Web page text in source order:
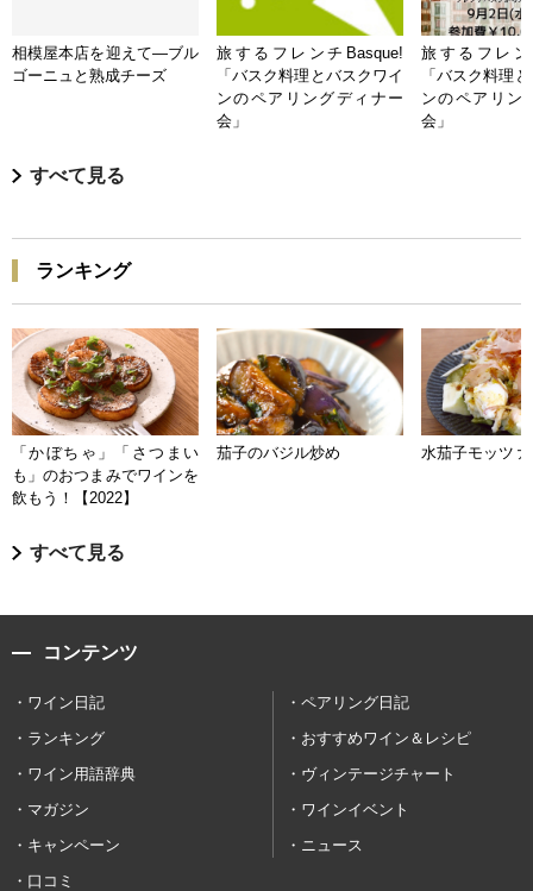
相模屋本店を迎えて―ブル
ゴーニュと熟成チーズ
旅するフレンチBasque!
「バスク料理とバスクワイ
ンのペアリングディナー
会」
旅するフレン
「バスク料理
ンのペアリン
会」
すべて見る
ランキング
「かぼちゃ」「さつまい
も」のおつまみでワインを
飲もう！【2022】
茄子のバジル炒め 水茄子モッツァ
すべて見る
コンテンツ
ワイン日記
ペアリング日記
ランキング
おすすめワイン＆レシピ
ワイン用語辞典
ヴィンテージチャート
マガジン
ワインイベント
キャンペーン
ニュース
口コミ